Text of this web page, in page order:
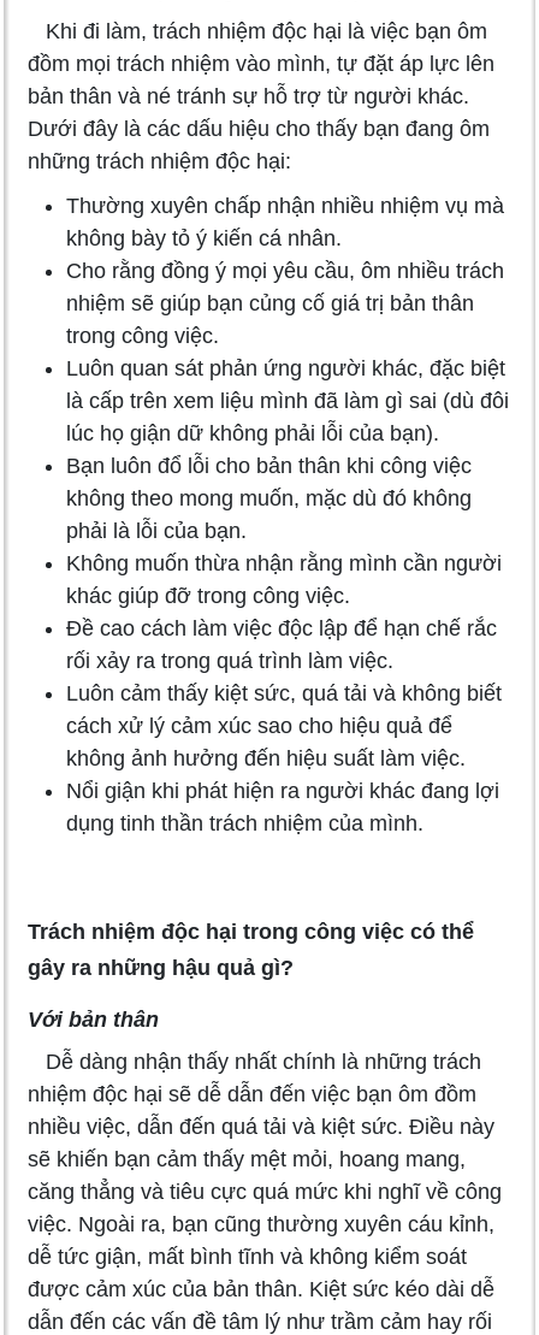
Khi đi làm, trách nhiệm độc hại là việc bạn ôm
đồm mọi trách nhiệm vào mình, tự đặt áp lực lên
bản thân và né tránh sự hỗ trợ từ người khác.
Dưới đây là các dấu hiệu cho thấy bạn đang ôm
những trách nhiệm độc hại:
Thường xuyên chấp nhận nhiều nhiệm vụ mà
không bày tỏ ý kiến cá nhân.
Cho rằng đồng ý mọi yêu cầu, ôm nhiều trách
nhiệm sẽ giúp bạn củng cố giá trị bản thân
trong công việc.
Luôn quan sát phản ứng người khác, đặc biệt
là cấp trên xem liệu mình đã làm gì sai (dù đôi
lúc họ giận dữ không phải lỗi của bạn).
Bạn luôn đổ lỗi cho bản thân khi công việc
không theo mong muốn, mặc dù đó không
phải là lỗi của bạn.
Không muốn thừa nhận rằng mình cần người
khác giúp đỡ trong công việc.
Đề cao cách làm việc độc lập để hạn chế rắc
rối xảy ra trong quá trình làm việc.
Luôn cảm thấy kiệt sức, quá tải và không biết
cách xử lý cảm xúc sao cho hiệu quả để
không ảnh hưởng đến hiệu suất làm việc.
Nổi giận khi phát hiện ra người khác đang lợi
dụng tinh thần trách nhiệm của mình.
Trách nhiệm độc hại trong công việc có thể
gây ra những hậu quả gì?
Với bản thân
Dễ dàng nhận thấy nhất chính là những trách
nhiệm độc hại sẽ dễ dẫn đến việc bạn ôm đồm
nhiều việc, dẫn đến quá tải và kiệt sức. Điều này
sẽ khiến bạn cảm thấy mệt mỏi, hoang mang,
căng thẳng và tiêu cực quá mức khi nghĩ về công
việc. Ngoài ra, bạn cũng thường xuyên cáu kỉnh,
dễ tức giận, mất bình tĩnh và không kiểm soát
được cảm xúc của bản thân. Kiệt sức kéo dài dễ
dẫn đến các vấn đề tâm lý như trầm cảm hay rối